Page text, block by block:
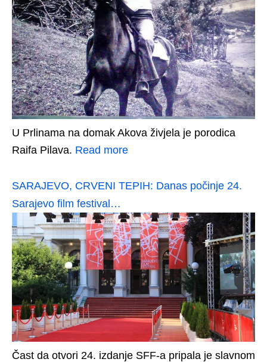
U Prlinama na domak Akova živjela je porodica
Raifa Pilava. Read more
SARAJEVO, CRVENI TEPIH: Danas počinje 24.
Sarajevo film festival…
Čast da otvori 24. izdanje SFF-a pripala je slavnom